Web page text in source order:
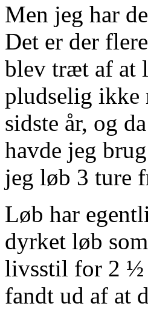
Men jeg har
Det er der
blev træt af at
pludselig ikke
sidste år, og
havde jeg
jeg løb 3 ture
Løb har
dyrket løb
livsstil for 2 ½
fandt ud af at